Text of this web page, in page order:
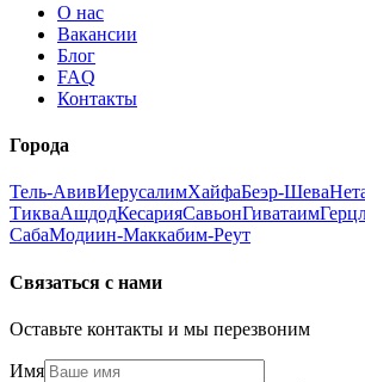
О нас
Вакансии
Блог
FAQ
Контакты
Города
Тель-АвивИерусалимХайфаБеэр-Шева
ТикваАшдодКесарияСавьонГиватаим
СабаМодиин-Маккабим-Реут
Связаться с нами
Оставьте контакты и мы перезвоним
Имя